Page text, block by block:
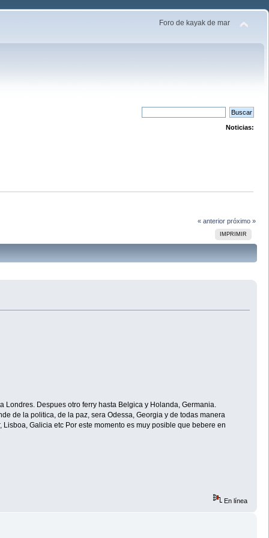
Foro de kayak de mar
Noticias:
« anterior próximo »
IMPRIMIR
Despues otro ferry hasta Belgica y Holanda, Germania.
de la politica, de la paz, sera Odessa, Georgia y de todas manera
Galicia etc Por este momento es muy posible que bebere en
En línea